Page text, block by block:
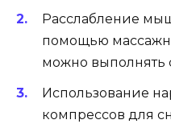
Расслабление
помощью
можно выполнять
Использование
компрессов для